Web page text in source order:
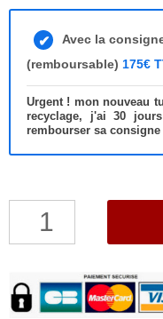
Avec la
(remboursable) 175€
Urgent ! mon nouveau
recyclage, j'ai 30
rembourser sa
quantité
Volkswagen
Touareg